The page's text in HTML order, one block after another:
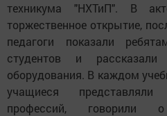
техникума "НХТиП". В
торжественное открытие,
педагоги показали
студентов и
оборудования. В каждом
учащиеся представляли
профессий, говорили